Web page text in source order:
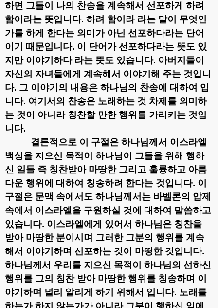
하면 그들이 나의 찬송을 계속해서 선포하게 하려
함이라는 뜻입니다. 하려 함이라 라는 말이 무엇인
가를 하게 한다는 의미가 아닌 선포하다라는 단어
이기 때문입니다. 이 단어가 선포하다라는 뜻도 있
지만 이야기하다 라는 뜻도 있습니다. 아버지들이
자신의 자녀들에게 계속해서 이야기해 주는 것입니
다. 그 이야기의 내용은 하나님의 찬송에 대하여 입
니다. 여기서의 찬송은 노래하는 것 차제를 의미하
는 것이 아니라 칭찬할 만한 행위를 가리키는 것입
니다.
결론적으로 이 구절은 하나님께서 이스라엘
백성을 지으신 목적이 하나님이 그들을 위해 행하
신 일들 즉 칭찬받아 마땅한 그리고 훌륭하고 아름
다운 행위에 대하여 칭송하려 한다는 것입니다. 이
구절은 문맥 속에서도 하나님께서는 바벨론의 압제
속에서 이스라엘을 구원하실 것에 대하여 말씀하고
있습니다. 이스라엘에게 있어서 하나님은 칭찬을
받아 마땅한 분이시며 그러한 그분의 행위를 계속
해서 이야기하며 선포하는 것이 마땅한 것입니다.
하나님께서 우리를 지으신 목적이 하나님의 선하신
행위를 그의 칭찬 받아 마땅한 행위를 칭송하며 이
야기하며 널리 알리게 하기 위해서 입니다. 노래를
하는가 하지 않는가가 아니라 그분이 행하신 일에